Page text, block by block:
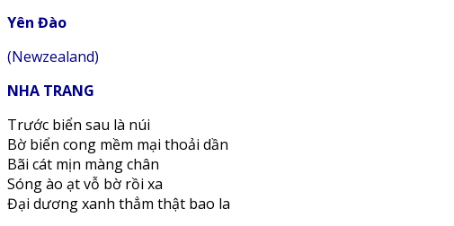
Yên Đào
(Newzealand)
NHA TRANG
Trước biển sau là núi
Bờ biển cong mềm mại thoải dần
Bãi cát mịn màng chân
Sóng ào ạt vỗ bờ rồi xa
Đại dương xanh thẳm thật bao la